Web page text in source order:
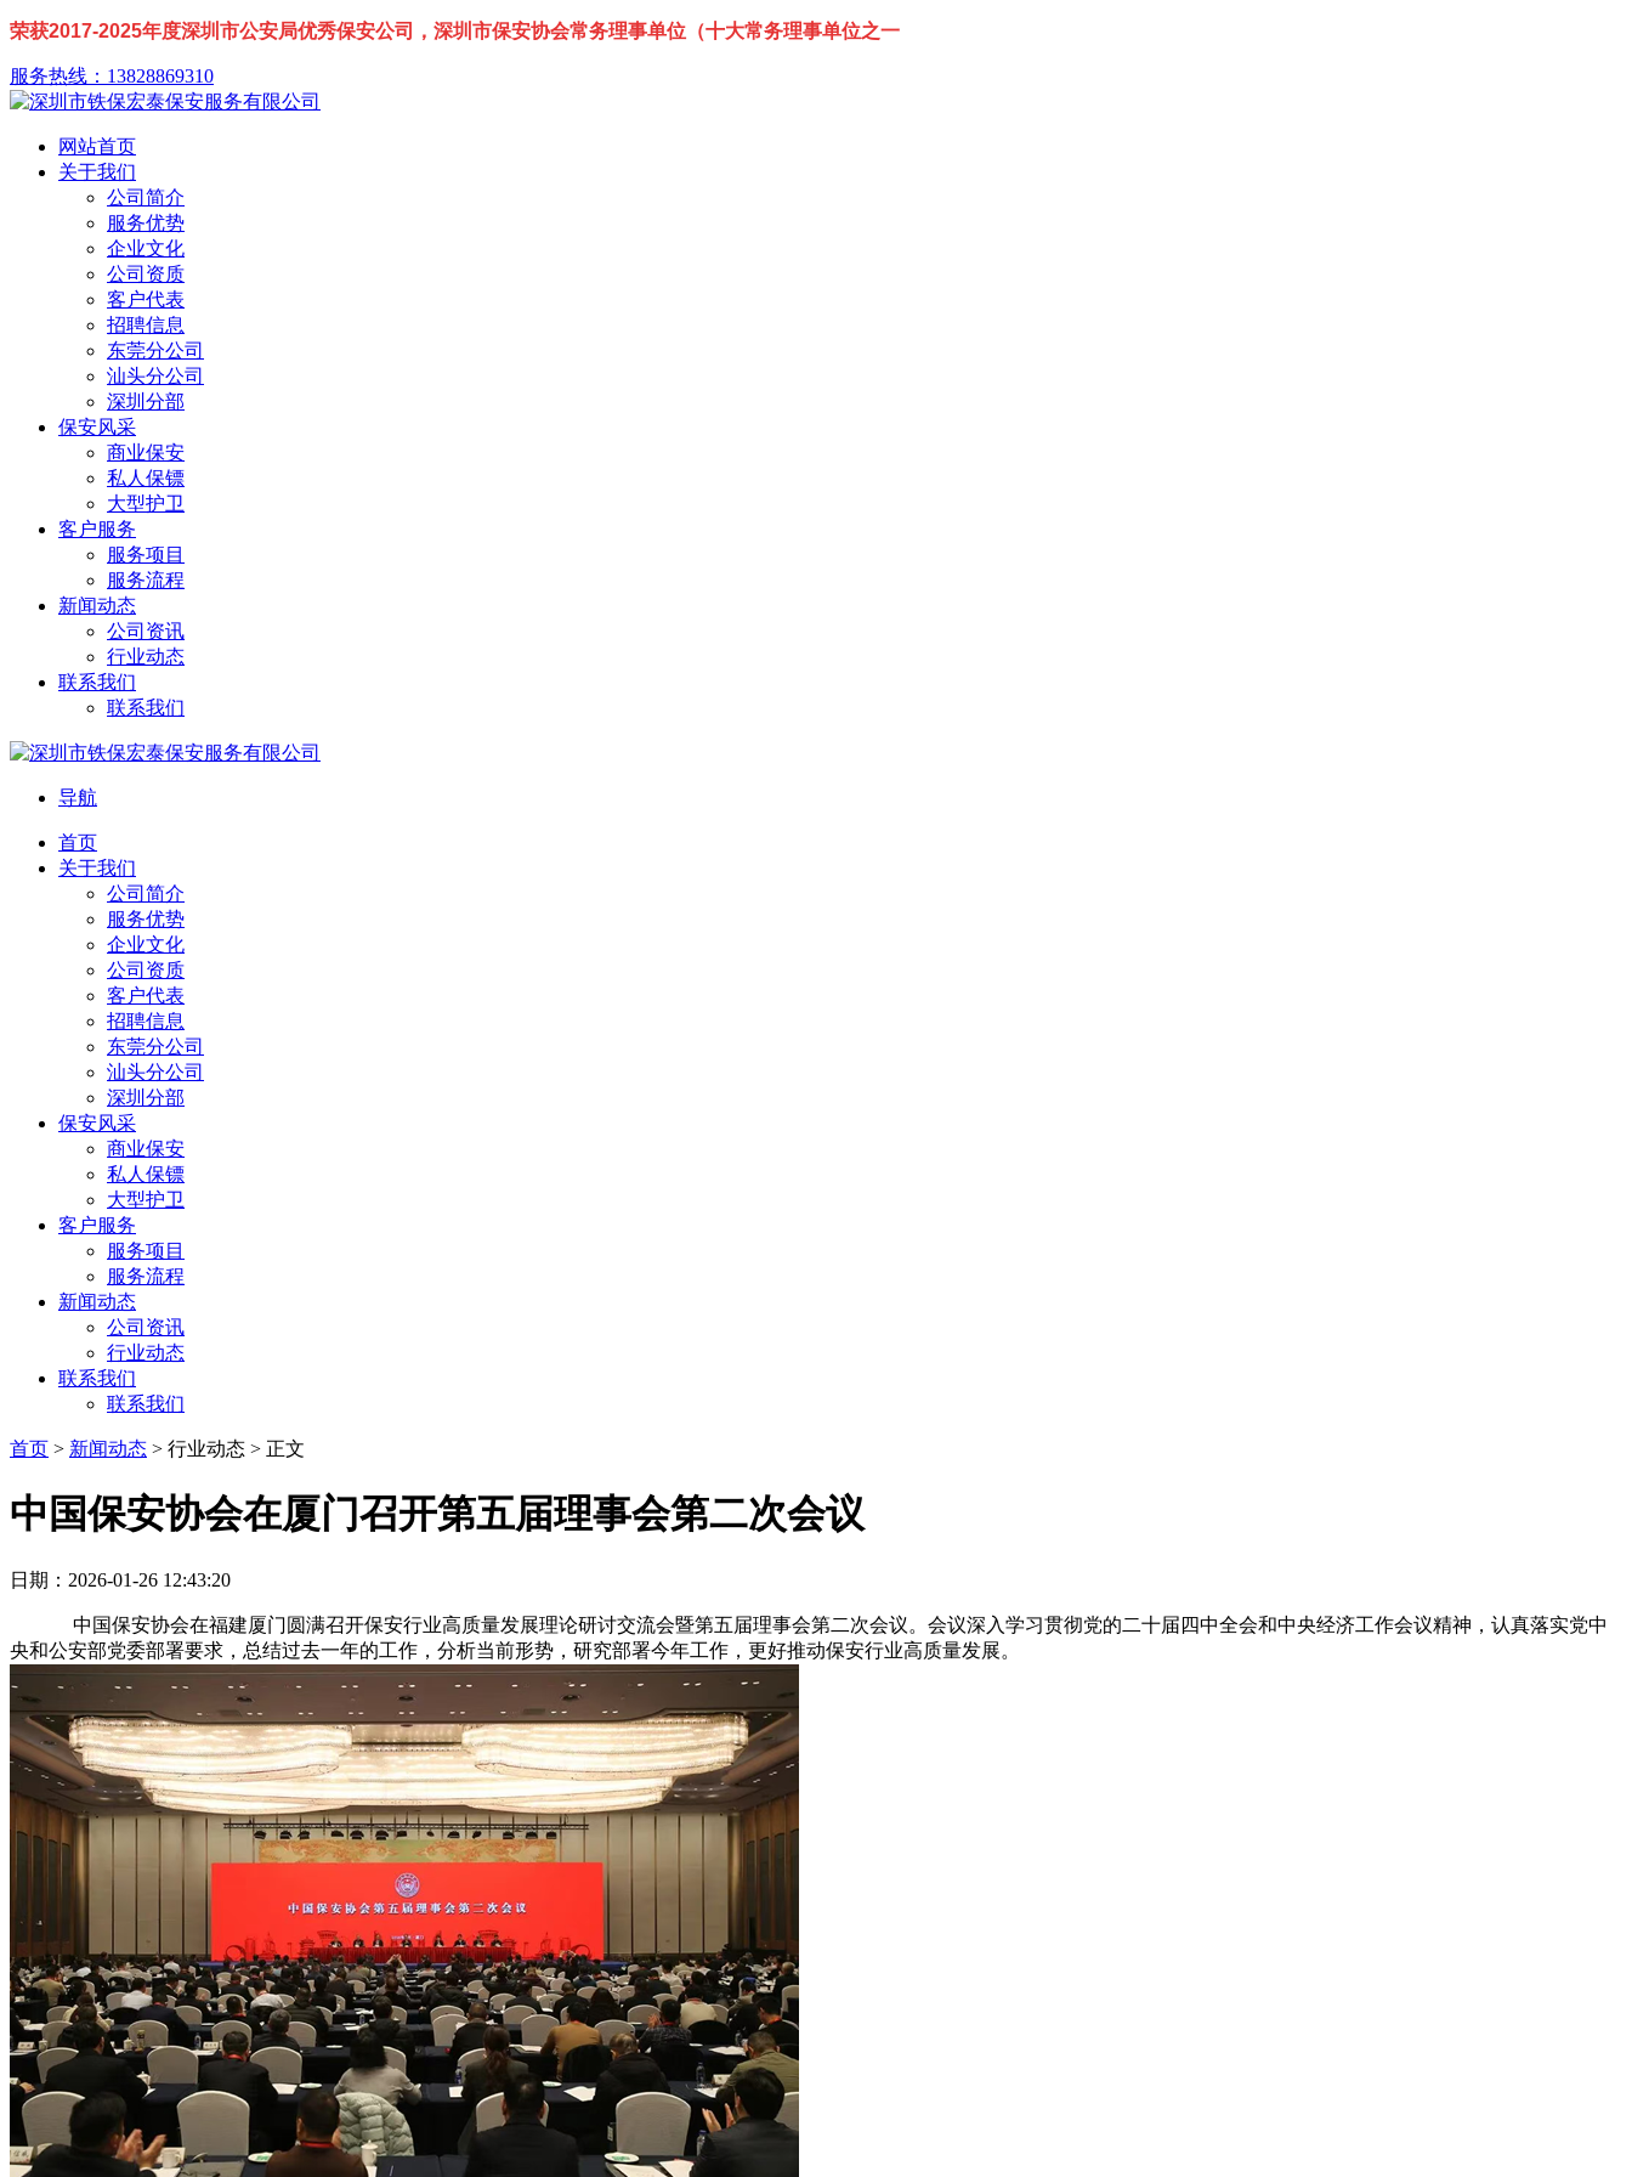
荣获2017-2025年度深圳市公安局优秀保安公司，深圳市保安协会常务理事单位（十大常务理事单位之一
服务热线：13828869310
网站首页
关于我们
公司简介
服务优势
企业文化
公司资质
客户代表
招聘信息
东莞分公司
汕头分公司
深圳分部
保安风采
商业保安
私人保镖
大型护卫
客户服务
服务项目
服务流程
新闻动态
公司资讯
行业动态
联系我们
联系我们
导航
首页
关于我们
公司简介
服务优势
企业文化
公司资质
客户代表
招聘信息
东莞分公司
汕头分公司
深圳分部
保安风采
商业保安
私人保镖
大型护卫
客户服务
服务项目
服务流程
新闻动态
公司资讯
行业动态
联系我们
联系我们
首页 > 新闻动态 > 行业动态 > 正文
中国保安协会在厦门召开第五届理事会第二次会议
日期：2026-01-26 12:43:20
中国保安协会在福建厦门圆满召开保安行业高质量发展理论研讨交流会暨第五届理事会第二次会议。会议深入学习贯彻党的二十届四中全会和中央经济工作会议精神，认真落实党中
央和公安部党委部署要求，总结过去一年的工作，分析当前形势，研究部署今年工作，更好推动保安行业高质量发展。